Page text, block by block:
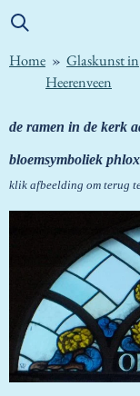
Ga
naar
Home » Glaskunst in
Heerenveen
de ramen in de kerk
bloemsymboliek phlox
klik afbeelding om terug